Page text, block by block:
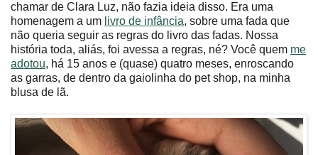
chamar de Clara Luz, não fazia ideia disso. Era uma
homenagem a um livro de infância, sobre uma fada que
não queria seguir as regras do livro das fadas. Nossa
história toda, aliás, foi avessa a regras, né? Você quem me
adotou, há 15 anos e (quase) quatro meses, enroscando
as garras, de dentro da gaiolinha do pet shop, na minha
blusa de lã.